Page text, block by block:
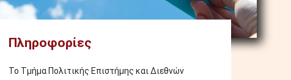
Πληροφορίες
Το Τμήμα Πολιτικής Επιστήμης και Διεθνών